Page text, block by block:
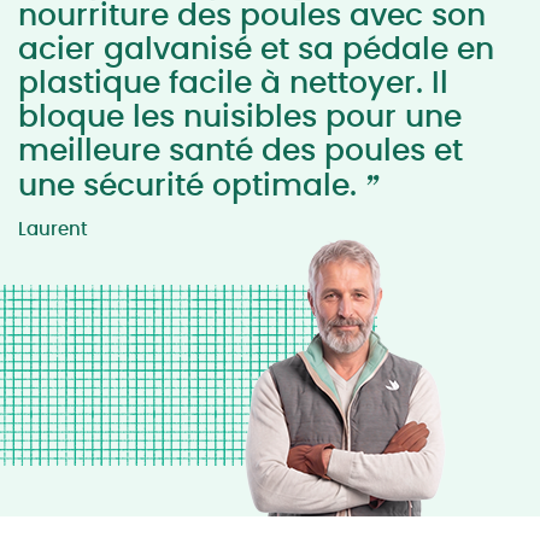
nourriture des poules avec son
acier galvanisé et sa pédale en
plastique facile à nettoyer. Il
bloque les nuisibles pour une
meilleure santé des poules et
une sécurité optimale. ”
Laurent